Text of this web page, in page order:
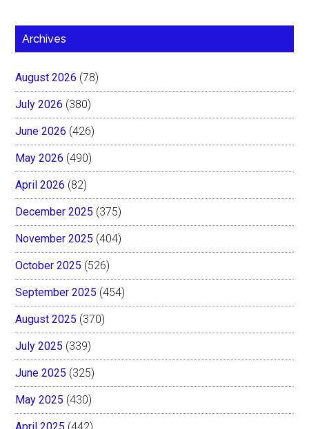
Archives
August 2026 (78)
July 2026 (380)
June 2026 (426)
May 2026 (490)
April 2026 (82)
December 2025 (375)
November 2025 (404)
October 2025 (526)
September 2025 (454)
August 2025 (370)
July 2025 (339)
June 2025 (325)
May 2025 (430)